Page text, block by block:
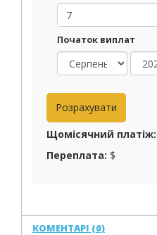
Початок виплат
Щомісячний платіж:
Переплата: $
КОМЕНТАРІ (0)